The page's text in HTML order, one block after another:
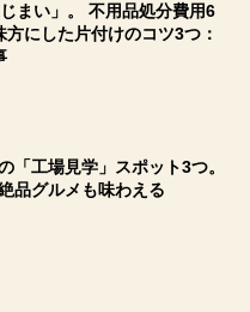
まい」。 不用品処分費用6
にした片付けのコツ3つ：
「工場見学」スポット3つ。
品グルメも味わえる